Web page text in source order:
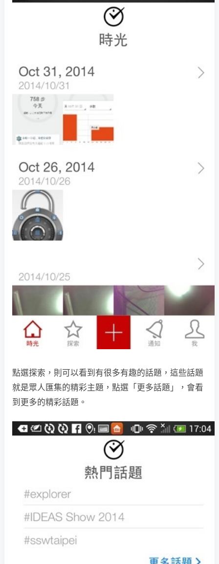
點選探索，則可以看到有很多有趣的話題，這些話題
就是眾人匯集的精彩主題，點選「更多話題」，會看
到更多的精彩話題。